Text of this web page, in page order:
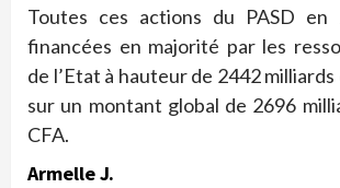
Toutes ces actions du PASD
financées en majorité par les
de l’Etat à hauteur de 2442
sur un montant global de 2696
CFA.
Armelle J.